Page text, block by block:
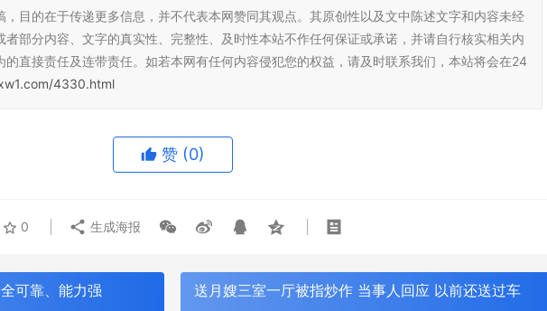
目的在于传递更多信息，并不代表本网赞同其观点。其原创性以及文中陈述文字和内容未经
部分内容、文字的真实性、完整性、及时性本站不作任何保证或承诺，并请自行核实相关内
直接责任及连带责任。如若本网有任何内容侵犯您的权益，请及时联系我们，本站将会在24
4330.html
赞 (0)
0 生成海报
可靠、能力强 送月嫂三室一厅被指炒作 当事人回应 以前还送过车